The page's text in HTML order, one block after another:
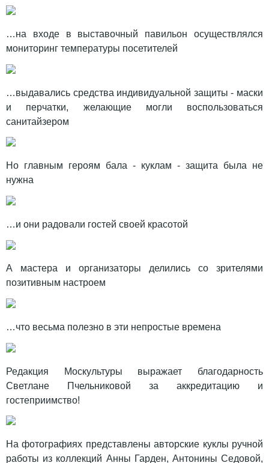
…на входе в выставочный павильон осуществлялся
мониторинг температуры посетителей
…выдавались средства индивидуальной защиты - маски
и перчатки, желающие могли воспользоваться
санитайзером
Но главным героям бала - куклам - защита была не
нужна
…и они радовали гостей своей красотой
А мастера и организаторы делились со зрителями
позитивным настроем
…что весьма полезно в эти непростые времена
Редакция Москультуры выражает благодарность
Светлане Пчельниковой за аккредитацию и
гостеприимство!
На фотографиях представлены авторские куклы ручной
работы из коллекций Анны Гарден, Антонины Седовой,